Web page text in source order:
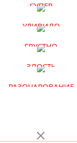
СУПЕР
УДИВИЛО
ГРУСТНО
ЗЛОСТЬ
РАЗОЧАРОВАНИЕ